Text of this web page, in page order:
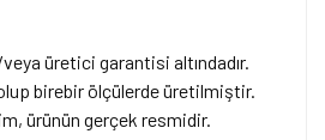
üretici garantisi altındadır.
birebir ölçülerde üretilmiştir.
ürünün gerçek resmidir.